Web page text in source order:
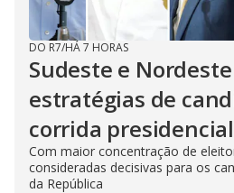
DO R7/HÁ 7 HORAS
Sudeste e
estratégias de
corrida presidencial
Com maior concentração de
consideradas decisivas para os
da República